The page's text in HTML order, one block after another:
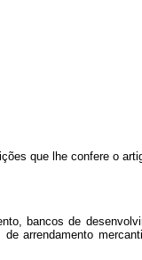
que lhe confere o
bancos de
arrendamento